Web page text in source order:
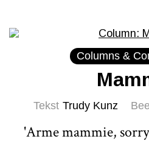
Columns &
Tekst Trudy Kunz
'Arme mammie,